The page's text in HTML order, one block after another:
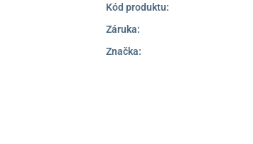
Kód produktu:
Záruka:
Značka: